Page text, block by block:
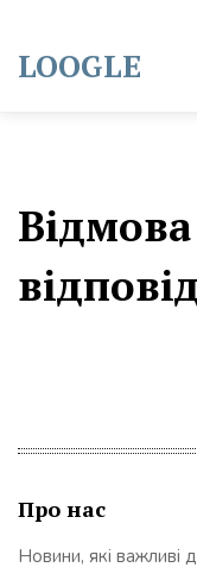
content
LOOGLE
Відмова
Про нас
Новини, які важливі